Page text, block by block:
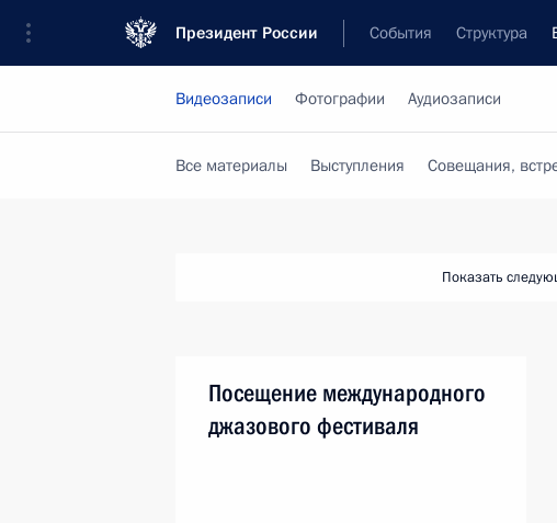
Президент России События Структура
Видеозаписи Фотографии Аудиозаписи
Все материалы Выступления Совещания,
Показать
Посещение международного
джазового фестиваля